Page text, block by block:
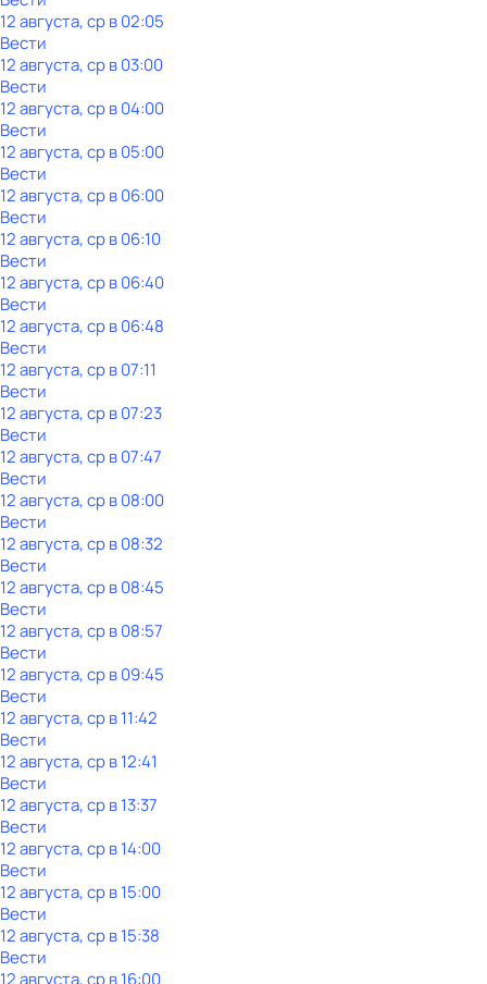
12 августа, ср в 02:05
Вести
12 августа, ср в 03:00
Вести
12 августа, ср в 04:00
Вести
12 августа, ср в 05:00
Вести
12 августа, ср в 06:00
Вести
12 августа, ср в 06:10
Вести
12 августа, ср в 06:40
Вести
12 августа, ср в 06:48
Вести
12 августа, ср в 07:11
Вести
12 августа, ср в 07:23
Вести
12 августа, ср в 07:47
Вести
12 августа, ср в 08:00
Вести
12 августа, ср в 08:32
Вести
12 августа, ср в 08:45
Вести
12 августа, ср в 08:57
Вести
12 августа, ср в 09:45
Вести
12 августа, ср в 11:42
Вести
12 августа, ср в 12:41
Вести
12 августа, ср в 13:37
Вести
12 августа, ср в 14:00
Вести
12 августа, ср в 15:00
Вести
12 августа, ср в 15:38
Вести
12 августа, ср в 16:00